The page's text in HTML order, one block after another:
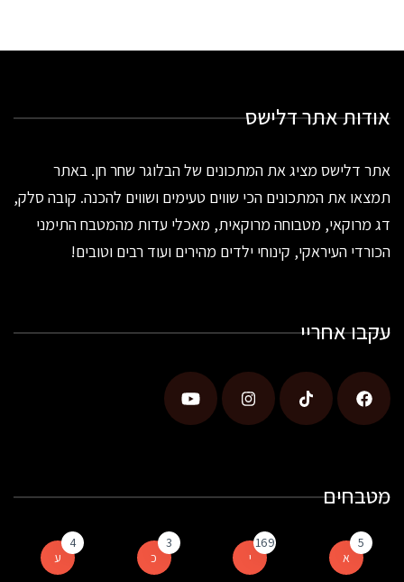
אודות אתר דלישס
אתר דלישס מציג את המתכונים של הבלוגר שחר חן. באתר
תמצאו את המתכונים הכי שווים טעימים ושווים להכנה. קובה סלק,
דג מרוקאי, מטבוחה מרוקאית, מאכלי עדות מהמטבח התימני
הכורדי העיראקי, קינוחי ילדים מהירים ועוד רבים וטובים!
עקבו אחריי
מטבחים
א
5
י
169
כ
3
ע
4